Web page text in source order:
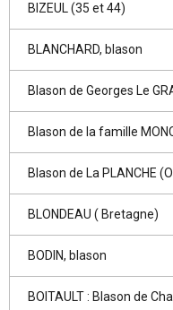
BIZEUL (35 et 44)
BLANCHARD, blason
Blason de Georges Le
Blason de la famille
Blason de La PLANCHE
BLONDEAU ( Bretagne)
BODIN, blason
BOITAULT : Blason de